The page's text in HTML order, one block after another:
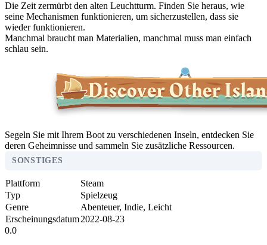
Die Zeit zermürbt den alten Leuchtturm. Finden Sie heraus, wie
seine Mechanismen funktionieren, um sicherzustellen, dass sie
wieder funktionieren.
Manchmal braucht man Materialien, manchmal muss man einfach
schlau sein.
Segeln Sie mit Ihrem Boot zu verschiedenen Inseln, entdecken Sie
deren Geheimnisse und sammeln Sie zusätzliche Ressourcen.
SONSTIGES
Plattform
Steam
Typ
Spielzeug
Genre
Abenteuer, Indie, Leicht
Erscheinungsdatum2022-08-23
0.0